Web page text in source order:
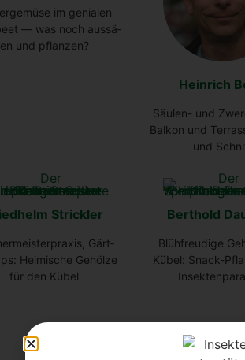
im genia­len
— was noch aus­sä­
en und pflan­zen?
Hein­rich
Säu­len- und
Bal­kon und
und
Strick­ler
Gärt­
Hei­mi­sche Gehöl­ze
für den Kübel
Bert­hold
Blüh­freu­di­ge
Kübel: Snack-